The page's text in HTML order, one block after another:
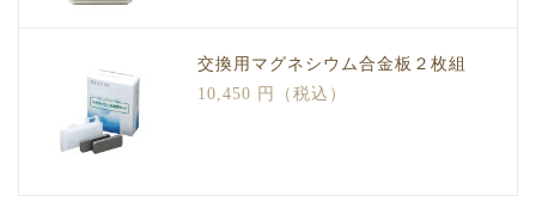
交換用マグネシウム合金板２枚組
10,450 円（税込）